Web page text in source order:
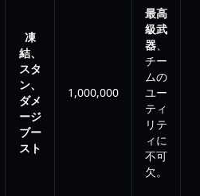
凍
結、
スタ
ン、
ダメ
ージ
ブー
スト
1,000,000
最高
級武
器、
チー
ムの
ユー
ティ
リテ
ィに
不可
欠。